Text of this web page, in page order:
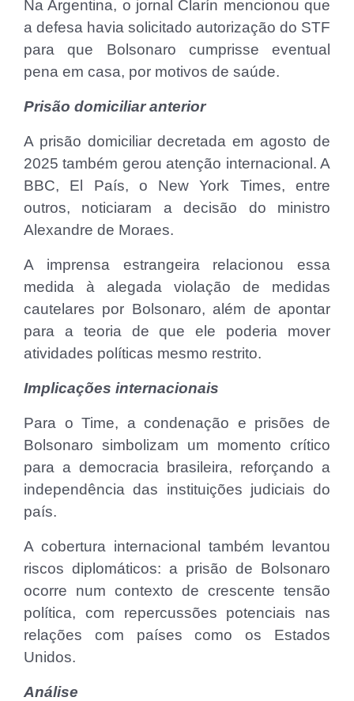
Na Argentina, o jornal Clarín mencionou que
a defesa havia solicitado autorização do STF
para que Bolsonaro cumprisse eventual
pena em casa, por motivos de saúde.
Prisão domiciliar anterior
A prisão domiciliar decretada em agosto de
2025 também gerou atenção internacional. A
BBC, El País, o New York Times, entre
outros, noticiaram a decisão do ministro
Alexandre de Moraes.
A imprensa estrangeira relacionou essa
medida à alegada violação de medidas
cautelares por Bolsonaro, além de apontar
para a teoria de que ele poderia mover
atividades políticas mesmo restrito.
Implicações internacionais
Para o Time, a condenação e prisões de
Bolsonaro simbolizam um momento crítico
para a democracia brasileira, reforçando a
independência das instituições judiciais do
país.
A cobertura internacional também levantou
riscos diplomáticos: a prisão de Bolsonaro
ocorre num contexto de crescente tensão
política, com repercussões potenciais nas
relações com países como os Estados
Unidos.
Análise